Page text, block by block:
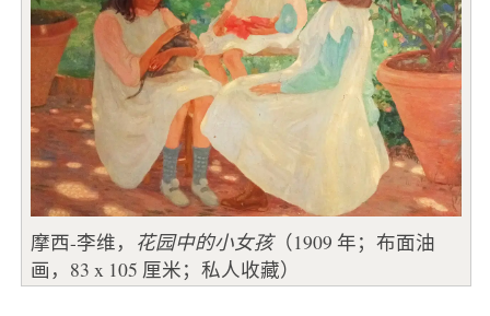
摩西-李维， 花园中的小女孩（1909 年；布面油
画，83 x 105 厘米；私人收藏）